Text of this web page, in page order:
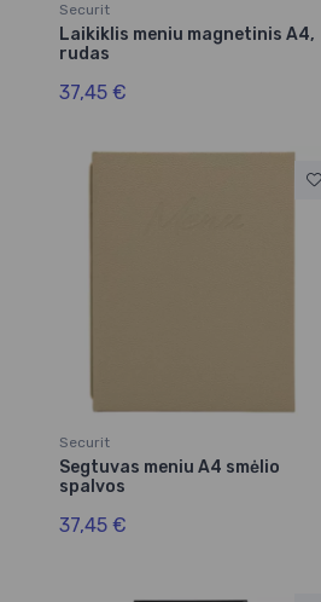
Securit
Laikiklis meniu magnetinis A4,
rudas
37,45 €
Securit
Segtuvas meniu A4 smėlio
spalvos
37,45 €